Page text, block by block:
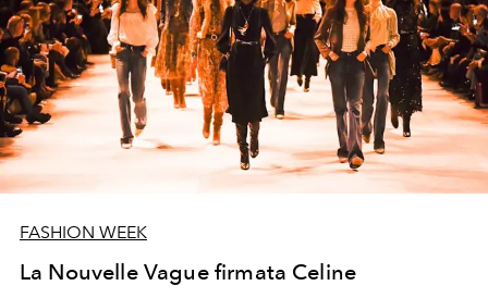
FASHION WEEK
La Nouvelle Vague firmata Celine